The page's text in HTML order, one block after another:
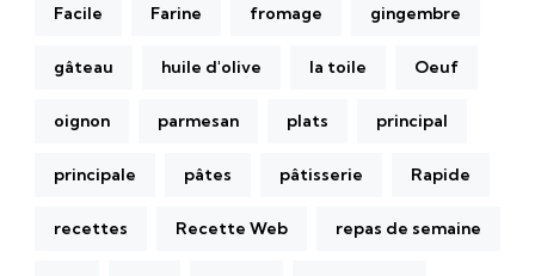
Facile Farine fromage gingembre
gâteau huile d'olive la toile Oeuf
oignon parmesan plats principal
principale pâtes pâtisserie Rapide
recettes Recette Web repas de semaine